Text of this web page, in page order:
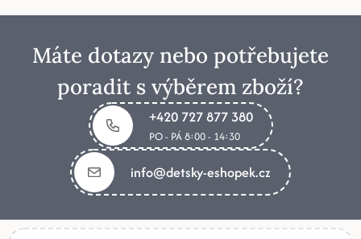
Máte dotazy nebo potřebujete
poradit s výběrem zboží?
+420 727 877 380
PO - PÁ 8:00 - 14:30
info@detsky-eshopek.cz